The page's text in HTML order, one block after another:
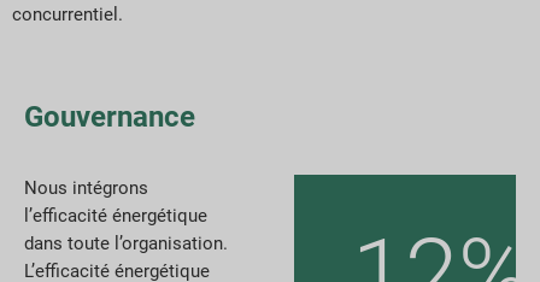
concurrentiel.
Gouvernance
Nous intégrons
l’efficacité énergétique
dans toute l’organisation.
L’efficacité énergétique